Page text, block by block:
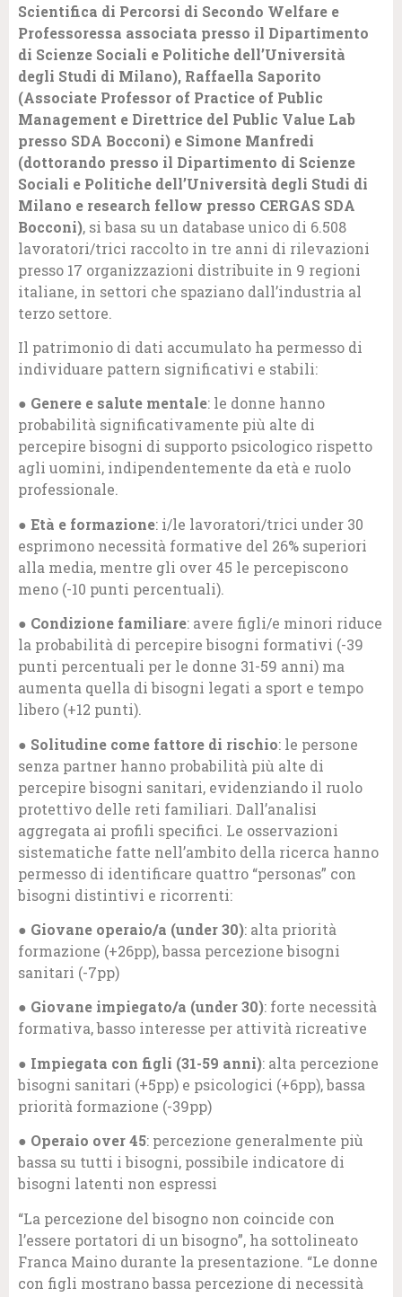
Scientifica di Percorsi di Secondo Welfare e
Professoressa associata presso il Dipartimento
di Scienze Sociali e Politiche dell’Università
degli Studi di Milano), Raffaella Saporito
(Associate Professor of Practice of Public
Management e Direttrice del Public Value Lab
presso SDA Bocconi) e Simone Manfredi
(dottorando presso il Dipartimento di Scienze
Sociali e Politiche dell’Università degli Studi di
Milano e research fellow presso CERGAS SDA
Bocconi), si basa su un database unico di 6.508
lavoratori/trici raccolto in tre anni di rilevazioni
presso 17 organizzazioni distribuite in 9 regioni
italiane, in settori che spaziano dall’industria al
terzo settore.
Il patrimonio di dati accumulato ha permesso di
individuare pattern significativi e stabili:
● Genere e salute mentale: le donne hanno
probabilità significativamente più alte di
percepire bisogni di supporto psicologico rispetto
agli uomini, indipendentemente da età e ruolo
professionale.
● Età e formazione: i/le lavoratori/trici under 30
esprimono necessità formative del 26% superiori
alla media, mentre gli over 45 le percepiscono
meno (-10 punti percentuali).
● Condizione familiare: avere figli/e minori riduce
la probabilità di percepire bisogni formativi (-39
punti percentuali per le donne 31-59 anni) ma
aumenta quella di bisogni legati a sport e tempo
libero (+12 punti).
● Solitudine come fattore di rischio: le persone
senza partner hanno probabilità più alte di
percepire bisogni sanitari, evidenziando il ruolo
protettivo delle reti familiari. Dall’analisi
aggregata ai profili specifici. Le osservazioni
sistematiche fatte nell’ambito della ricerca hanno
permesso di identificare quattro “personas” con
bisogni distintivi e ricorrenti:
● Giovane operaio/a (under 30): alta priorità
formazione (+26pp), bassa percezione bisogni
sanitari (-7pp)
● Giovane impiegato/a (under 30): forte necessità
formativa, basso interesse per attività ricreative
● Impiegata con figli (31-59 anni): alta percezione
bisogni sanitari (+5pp) e psicologici (+6pp), bassa
priorità formazione (-39pp)
● Operaio over 45: percezione generalmente più
bassa su tutti i bisogni, possibile indicatore di
bisogni latenti non espressi
“La percezione del bisogno non coincide con
l’essere portatori di un bisogno”, ha sottolineato
Franca Maino durante la presentazione. “Le donne
con figli mostrano bassa percezione di necessità